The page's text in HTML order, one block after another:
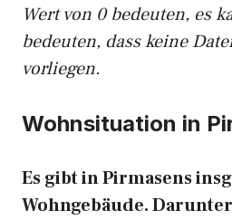
Wert von 0 bedeuten, es
bedeuten, dass keine
vorliegen.
Wohnsituation in
Es gibt in Pirmasens
Wohngebäude.